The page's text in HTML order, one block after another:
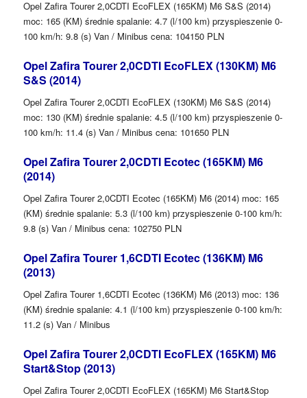
Opel Zafira Tourer 2,0CDTI EcoFLEX (165KM) M6 S&S (2014)
moc: 165 (KM) średnie spalanie: 4.7 (l/100 km) przyspieszenie 0-
100 km/h: 9.8 (s) Van / Minibus cena: 104150 PLN
Opel Zafira Tourer 2,0CDTI EcoFLEX (130KM) M6
S&S (2014)
Opel Zafira Tourer 2,0CDTI EcoFLEX (130KM) M6 S&S (2014)
moc: 130 (KM) średnie spalanie: 4.5 (l/100 km) przyspieszenie 0-
100 km/h: 11.4 (s) Van / Minibus cena: 101650 PLN
Opel Zafira Tourer 2,0CDTI Ecotec (165KM) M6
(2014)
Opel Zafira Tourer 2,0CDTI Ecotec (165KM) M6 (2014) moc: 165
(KM) średnie spalanie: 5.3 (l/100 km) przyspieszenie 0-100 km/h:
9.8 (s) Van / Minibus cena: 102750 PLN
Opel Zafira Tourer 1,6CDTI Ecotec (136KM) M6
(2013)
Opel Zafira Tourer 1,6CDTI Ecotec (136KM) M6 (2013) moc: 136
(KM) średnie spalanie: 4.1 (l/100 km) przyspieszenie 0-100 km/h:
11.2 (s) Van / Minibus
Opel Zafira Tourer 2,0CDTI EcoFLEX (165KM) M6
Start&Stop (2013)
Opel Zafira Tourer 2,0CDTI EcoFLEX (165KM) M6 Start&Stop